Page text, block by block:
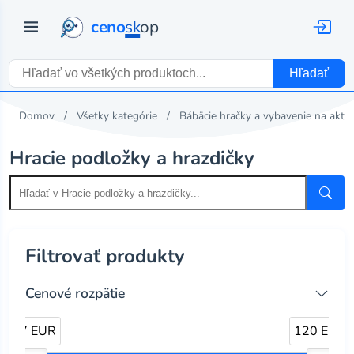
cenoskop
Hľadať
Domov Všetky kategórie Bábäcie hračky a vybavenie na
Hracie podložky a hrazdičky
Filtrovať produkty
Cenové rozpätie
17 EUR 120 EUR